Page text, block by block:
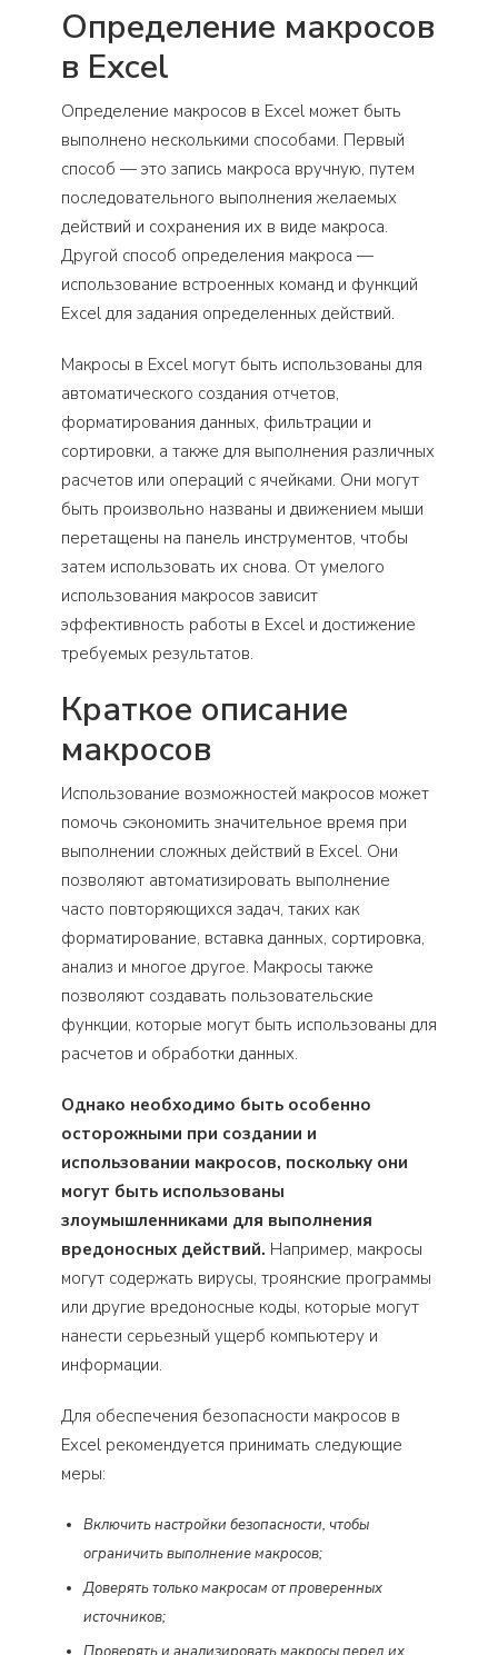
Определение макросов
в Excel
Определение макросов в Excel может быть
выполнено несколькими способами. Первый
способ — это запись макроса вручную, путем
последовательного выполнения желаемых
действий и сохранения их в виде макроса.
Другой способ определения макроса —
использование встроенных команд и функций
Excel для задания определенных действий.
Макросы в Excel могут быть использованы для
автоматического создания отчетов,
форматирования данных, фильтрации и
сортировки, а также для выполнения различных
расчетов или операций с ячейками. Они могут
быть произвольно названы и движением мыши
перетащены на панель инструментов, чтобы
затем использовать их снова. От умелого
использования макросов зависит
эффективность работы в Excel и достижение
требуемых результатов.
Краткое описание
макросов
Использование возможностей макросов может
помочь сэкономить значительное время при
выполнении сложных действий в Excel. Они
позволяют автоматизировать выполнение
часто повторяющихся задач, таких как
форматирование, вставка данных, сортировка,
анализ и многое другое. Макросы также
позволяют создавать пользовательские
функции, которые могут быть использованы для
расчетов и обработки данных.
Однако необходимо быть особенно
осторожными при создании и
использовании макросов, поскольку они
могут быть использованы
злоумышленниками для выполнения
вредоносных действий. Например, макросы
могут содержать вирусы, троянские программы
или другие вредоносные коды, которые могут
нанести серьезный ущерб компьютеру и
информации.
Для обеспечения безопасности макросов в
Excel рекомендуется принимать следующие
меры:
Включить настройки безопасности, чтобы
ограничить выполнение макросов;
Доверять только макросам от проверенных
источников;